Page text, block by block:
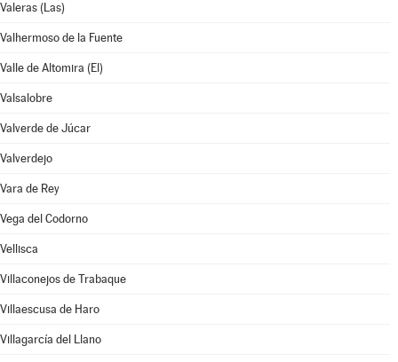
Valeras (Las)
Valhermoso de la Fuente
Valle de Altomira (El)
Valsalobre
Valverde de Júcar
Valverdejo
Vara de Rey
Vega del Codorno
Vellisca
Villaconejos de Trabaque
Villaescusa de Haro
Villagarcía del Llano